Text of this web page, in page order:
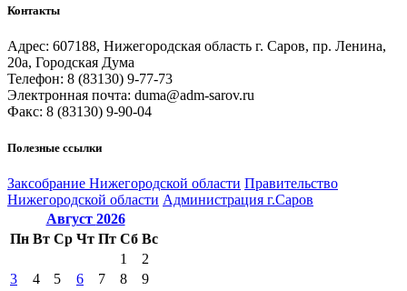
Контакты
Адрес: 607188, Нижегородская область г. Саров, пр. Ленина,
20а, Городская Дума
Телефон: 8 (83130) 9-77-73
Электронная почта: duma@adm-sarov.ru
Факс: 8 (83130) 9-90-04
Полезные ссылки
Закcобрание Нижегородской области Правительство
Нижегородской области Администрация г.Саров
Август 2026
Пн Вт Ср Чт Пт Сб Вс
1
2
3
4 5 6 7 8
9